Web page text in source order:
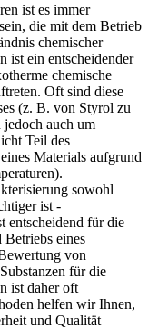
ist es immer
die mit dem Betrieb
chemischer
ist ein entscheidender
chemische
Oft sind diese
(z. B. von Styrol zu
auch um
Teil des
Materials aufgrund
sowohl
ist -
entscheidend für die
Betriebs eines
von
für die
ist daher oft
helfen wir Ihnen,
und Qualität